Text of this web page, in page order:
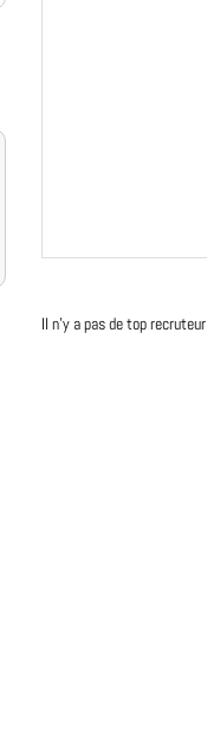
Il n'y a pas de top